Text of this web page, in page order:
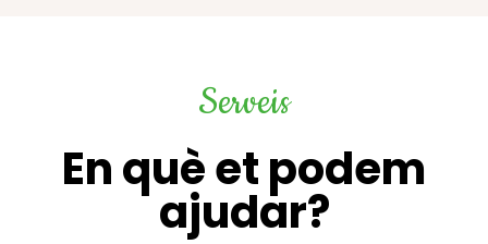
Serveis
En què et podem
ajudar?